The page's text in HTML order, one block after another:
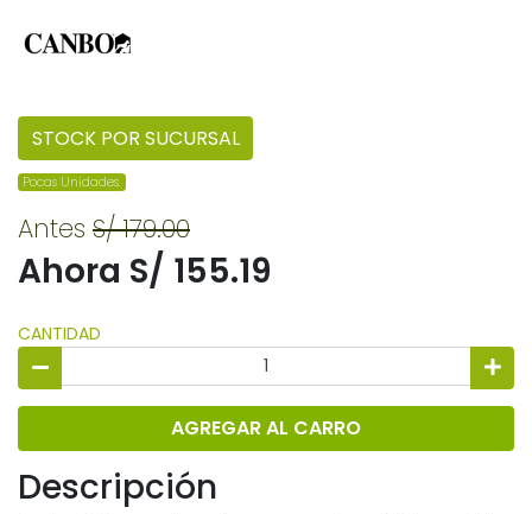
STOCK POR SUCURSAL
Pocas Unidades.
Antes S/ 179.00
Ahora S/ 155.19
CANTIDAD
AGREGAR AL CARRO
Descripción